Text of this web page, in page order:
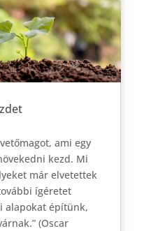
ami egy
kezd. Mi
már elvetettek
ígéretet
alapokat építünk,
(Oscar